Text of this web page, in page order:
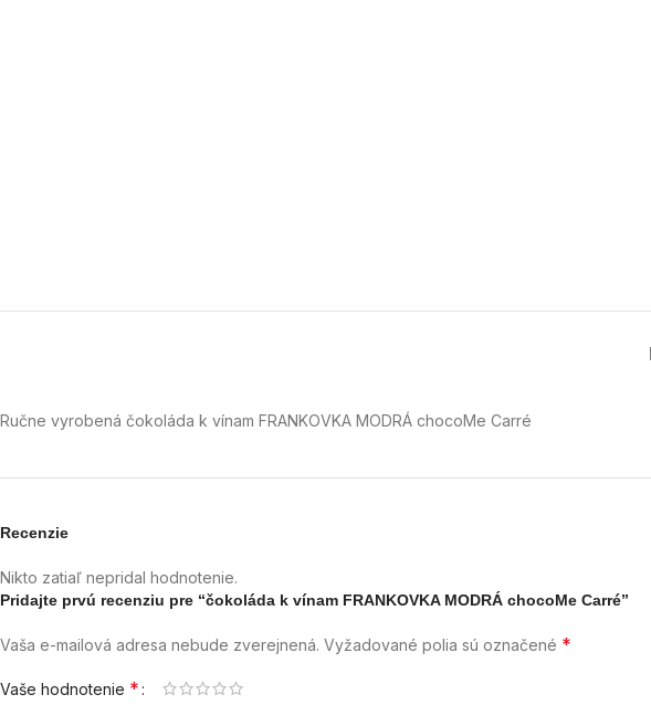
Ručne vyrobená čokoláda k vínam FRANKOVKA MODRÁ chocoMe Carré
Recenzie
Nikto zatiaľ nepridal hodnotenie.
Pridajte prvú recenziu pre “čokoláda k vínam FRANKOVKA MODRÁ chocoMe Carré”
Vaša e-mailová adresa nebude zverejnená. Vyžadované polia sú označené *
Vaše hodnotenie *